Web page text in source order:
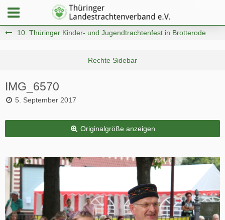
10. Thüringer Kinder- und Jugendtrachtenfest in Brotterode
IMG_6570
5. September 2017
Originalgröße anzeigen